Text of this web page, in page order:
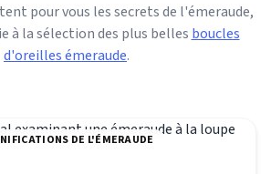
pour vous les secrets de l'émeraude,
à la sélection des plus belles boucles
d'oreilles émeraude.
DE L'ÉMERAUDE